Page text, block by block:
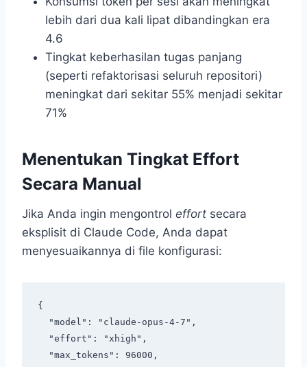
lebih dari dua kali lipat dibandingkan era
4.6
Tingkat keberhasilan tugas panjang
(seperti refaktorisasi seluruh repositori)
meningkat dari sekitar 55% menjadi sekitar
71%
Menentukan Tingkat Effort
Secara Manual
Jika Anda ingin mengontrol effort secara
eksplisit di Claude Code, Anda dapat
menyesuaikannya di file konfigurasi:
{